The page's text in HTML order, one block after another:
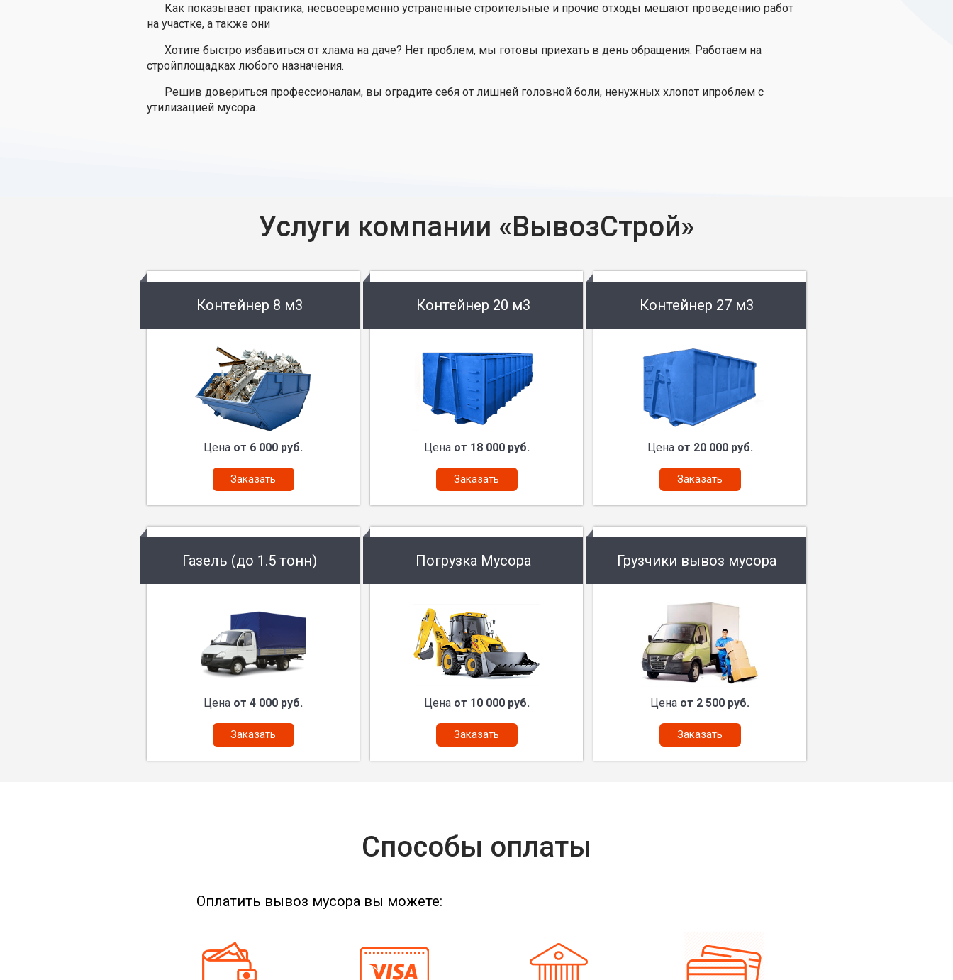
Как показывает практика, несвоевременно устраненные строительные и прочие отходы мешают проведению работ
на участке, а также они
Хотите быстро избавиться от хлама на даче? Нет проблем, мы готовы приехать в день обращения. Работаем на
стройплощадках любого назначения.
Решив довериться профессионалам, вы оградите себя от лишней головной боли, ненужных хлопот ипроблем с
утилизацией мусора.
Услуги компании «ВывозСтрой»
Контейнер 8 м3
Цена от 6 000 руб.
Заказать
Контейнер 20 м3
Цена от 18 000 руб.
Заказать
Контейнер 27 м3
Цена от 20 000 руб.
Заказать
Газель (до 1.5 тонн)
Цена от 4 000 руб.
Заказать
Погрузка Мусора
Цена от 10 000 руб.
Заказать
Грузчики вывоз мусора
Цена от 2 500 руб.
Заказать
Способы оплаты
Оплатить вывоз мусора вы можете: